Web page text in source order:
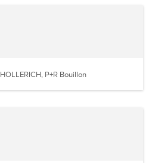
HOLLERICH, P+R Bouillon